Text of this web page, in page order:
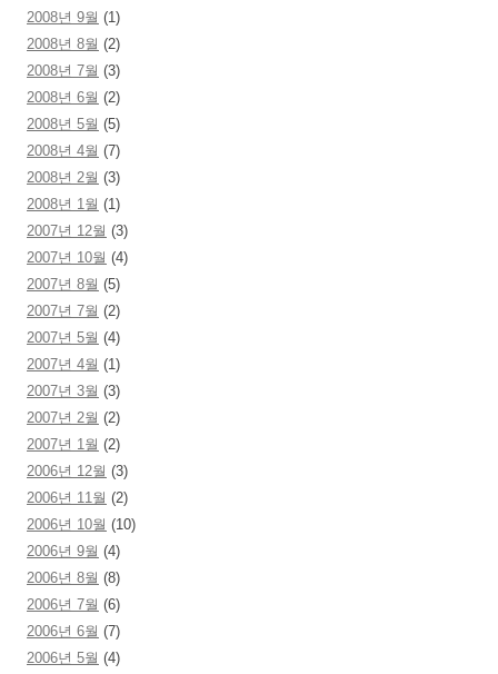
2008년 9월 (1)
2008년 8월 (2)
2008년 7월 (3)
2008년 6월 (2)
2008년 5월 (5)
2008년 4월 (7)
2008년 2월 (3)
2008년 1월 (1)
2007년 12월 (3)
2007년 10월 (4)
2007년 8월 (5)
2007년 7월 (2)
2007년 5월 (4)
2007년 4월 (1)
2007년 3월 (3)
2007년 2월 (2)
2007년 1월 (2)
2006년 12월 (3)
2006년 11월 (2)
2006년 10월 (10)
2006년 9월 (4)
2006년 8월 (8)
2006년 7월 (6)
2006년 6월 (7)
2006년 5월 (4)